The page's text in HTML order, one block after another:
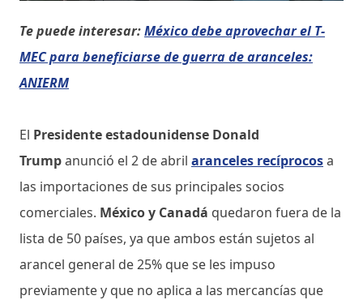
Te puede interesar:México debe aprovechar el T-
MEC para beneficiarse de guerra de aranceles:
ANIERM
El Presidente estadounidense Donald
Trumpanunció el 2 de abril aranceles recíprocosa
las importaciones de sus principales socios
comerciales. México y Canadá quedaron fuera de la
lista de 50 países, ya que ambos están sujetos al
arancel general de 25% que se les impuso
previamente y que no aplica a las mercancías que